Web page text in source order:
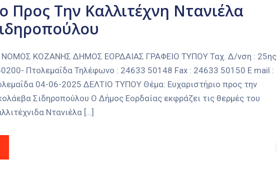
Προς Την Καλλιτέχνη Ντανιέλα
ΚΟΖΑΝΗΣ ΔΗΜΟΣ ΕΟΡΔΑΙΑΣ ΓΡΑΦΕΙΟ ΤΥΠΟΥ Ταχ. Δ/νση : 25ης
Πτολεμαΐδα Τηλέφωνο : 24633 50148 Fax : 24633 50150 E mail :
04-06-2025 ΔΕΛΤΙΟ ΤΥΠΟΥ Θέμα: Ευχαριστήριο προς την
Σιδηροπούλου Ο Δήμος Εορδαίας εκφράζει τις θερμές του
Ντανιέλα […]